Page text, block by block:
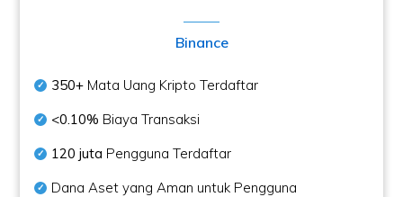
Binance
350+ Mata Uang Kripto Terdaftar
<0.10% Biaya Transaksi
120 juta Pengguna Terdaftar
Dana Aset yang Aman untuk Pengguna